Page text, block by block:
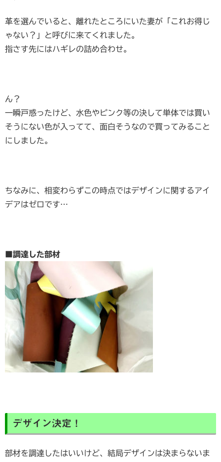
革を選んでいると、離れたところにいた妻が「これお得じ
ゃない？」と呼びに来てくれました。
指さす先にはハギレの詰め合わせ。
ん？
一瞬戸惑ったけど、水色やピンク等の決して単体では買い
そうにない色が入ってて、面白そうなので買ってみること
にしました。
ちなみに、相変わらずこの時点ではデザインに関するアイ
デアはゼロです…
■調達した部材
デザイン決定！
部材を調達したはいいけど、結局デザインは決まらないま